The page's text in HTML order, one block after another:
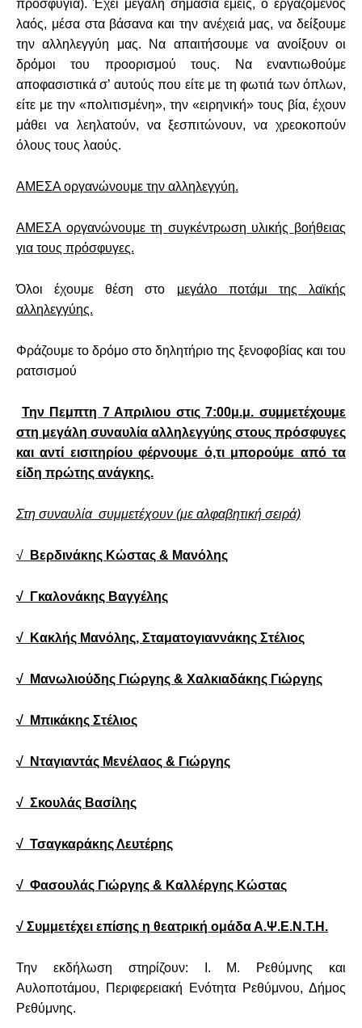
προσφυγιά). Έχει μεγάλη σημασία εμείς, ο εργαζόμενος
λαός, μέσα στα βάσανα και την ανέχειά μας, να δείξουμε
την αλληλεγγύη μας. Να απαιτήσουμε να ανοίξουν οι
δρόμοι του προορισμού τους. Να εναντιωθούμε
αποφασιστικά σ’ αυτούς που είτε με τη φωτιά των όπλων,
είτε με την «πολιτισμένη», την «ειρηνική» τους βία, έχουν
μάθει να λεηλατούν, να ξεσπιτώνουν, να χρεοκοπούν
όλους τους λαούς.
ΑΜΕΣΑ οργανώνουμε την αλληλεγγύη.
ΑΜΕΣΑ οργανώνουμε τη συγκέντρωση υλικής βοήθειας
για τους πρόσφυγες.
Όλοι έχουμε θέση στο μεγάλο ποτάμι της λαϊκής
αλληλεγγύης.
Φράζουμε το δρόμο στο δηλητήριο της ξενοφοβίας και του
ρατσισμού
Την Πεμπτη 7 Απριλιου στις 7:00μ.μ. συμμετέχουμε
στη μεγάλη συναυλία αλληλεγγύης στους πρόσφυγες
και αντί εισιτηρίου φέρνουμε ό,τι μπορούμε από τα
είδη πρώτης ανάγκης.
Στη συναυλία συμμετέχουν (με αλφαβητική σειρά)
√ Βερδινάκης Κώστας & Μανόλης
√ Γκαλονάκης Βαγγέλης
√ Κακλής Μανόλης, Σταματογιαννάκης Στέλιος
√ Μανωλιούδης Γιώργης & Χαλκιαδάκης Γιώργης
√ Μπικάκης Στέλιος
√ Νταγιαντάς Μενέλαος & Γιώργης
√ Σκουλάς Βασίλης
√ Τσαγκαράκης Λευτέρης
√ Φασουλάς Γιώργης & Καλλέργης Κώστας
√ Συμμετέχει επίσης η θεατρική ομάδαΑ.Ψ.Ε.Ν.Τ.Η.
Την εκδήλωση στηρίζουν:
Ι. Μ. Ρεθύμνης και
Αυλοποτάμου, Περιφερειακή Ενότητα Ρεθύμνου, Δήμος
Ρεθύμνης.